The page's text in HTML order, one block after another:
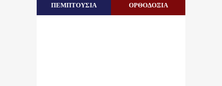
ΠΕΜΠΤΟΥΣΙΑ ΟΡΘΟΔΟΞΙΑ